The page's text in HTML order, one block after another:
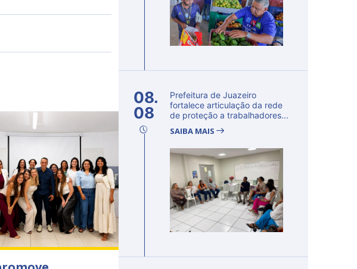
08.
08
Prefeitura de Juazeiro
fortalece articulação da rede
de proteção a trabalhadores...
SAIBA MAIS